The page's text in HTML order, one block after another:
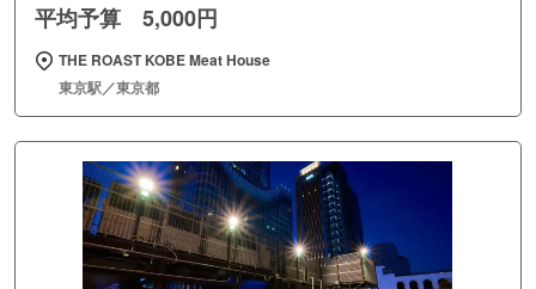
平均予算 5,000円
THE ROAST KOBE Meat House
東京駅／東京都